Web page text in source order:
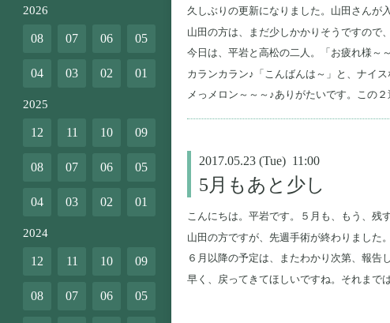
久しぶりの更新になりました。山田さんが
山田の方は、まだ少しかかりそうですので
今日は、平岩と高松の二人。「お疲れ様～
カランカラン♪「こんばんは～」と、ナイ
メっメロン～～～♪ありがたいです。この
2017.05.23 (Tue) 11:00
5月もあと少し
こんにちは。平岩です。５月も、もう、残
山田の方ですが、先週手術が終わりました
６月以降の予定は、またわかり次第、報告
早く、戻ってきてほしいですね。それまで
2026
08 07 06 05
04 03 02 01
2025
12 11 10 09
08 07 06 05
04 03 02 01
2024
12 11 10 09
08 07 06 05